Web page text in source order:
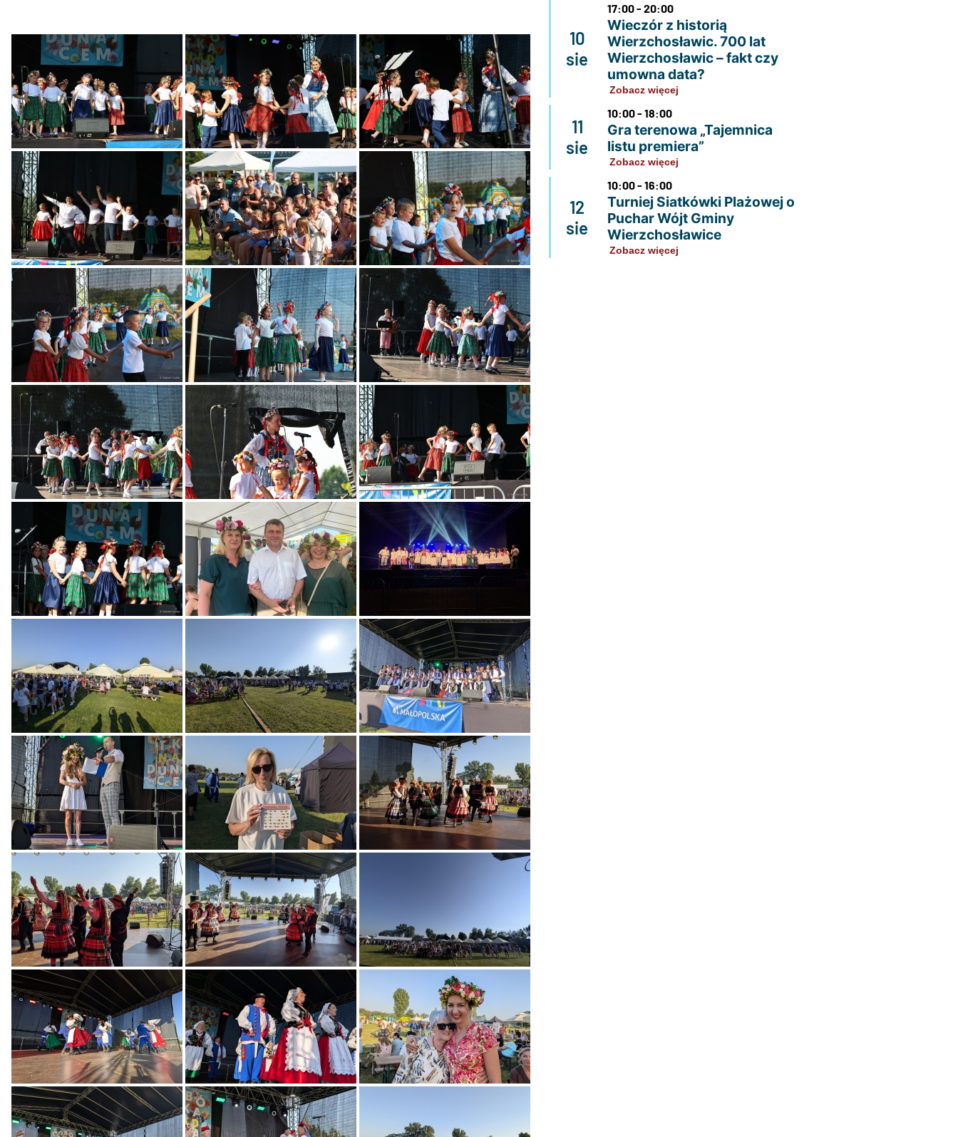
10
sie
17:00 - 20:00
Wieczór z historią
Wierzchosławic. 700 lat
Wierzchosławic – fakt czy
umowna data?
Zobacz więcej
11
sie
10:00 - 18:00
Gra terenowa „Tajemnica
listu premiera”
Zobacz więcej
12
sie
10:00 - 16:00
Turniej Siatkówki Plażowej o
Puchar Wójt Gminy
Wierzchosławice
Zobacz więcej